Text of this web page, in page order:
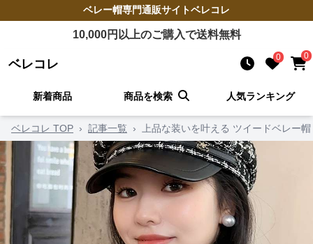
ベレー帽専門通販サイトベレコレ
10,000円以上のご購入で送料無料
ベレコレ 0 0
新着商品 商品を検索 人気ランキング
ベレコレ TOP › 記事一覧 › 上品な装いを叶える ツイードベレー